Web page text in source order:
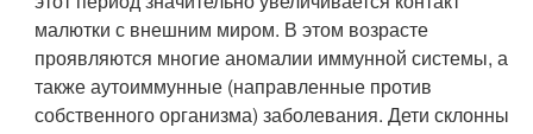
малютки с внешним миром. В этом возрасте
проявляются многие аномалии иммунной системы, а
также аутоиммунные (направленные против
собственного организма) заболевания. Дети склонны